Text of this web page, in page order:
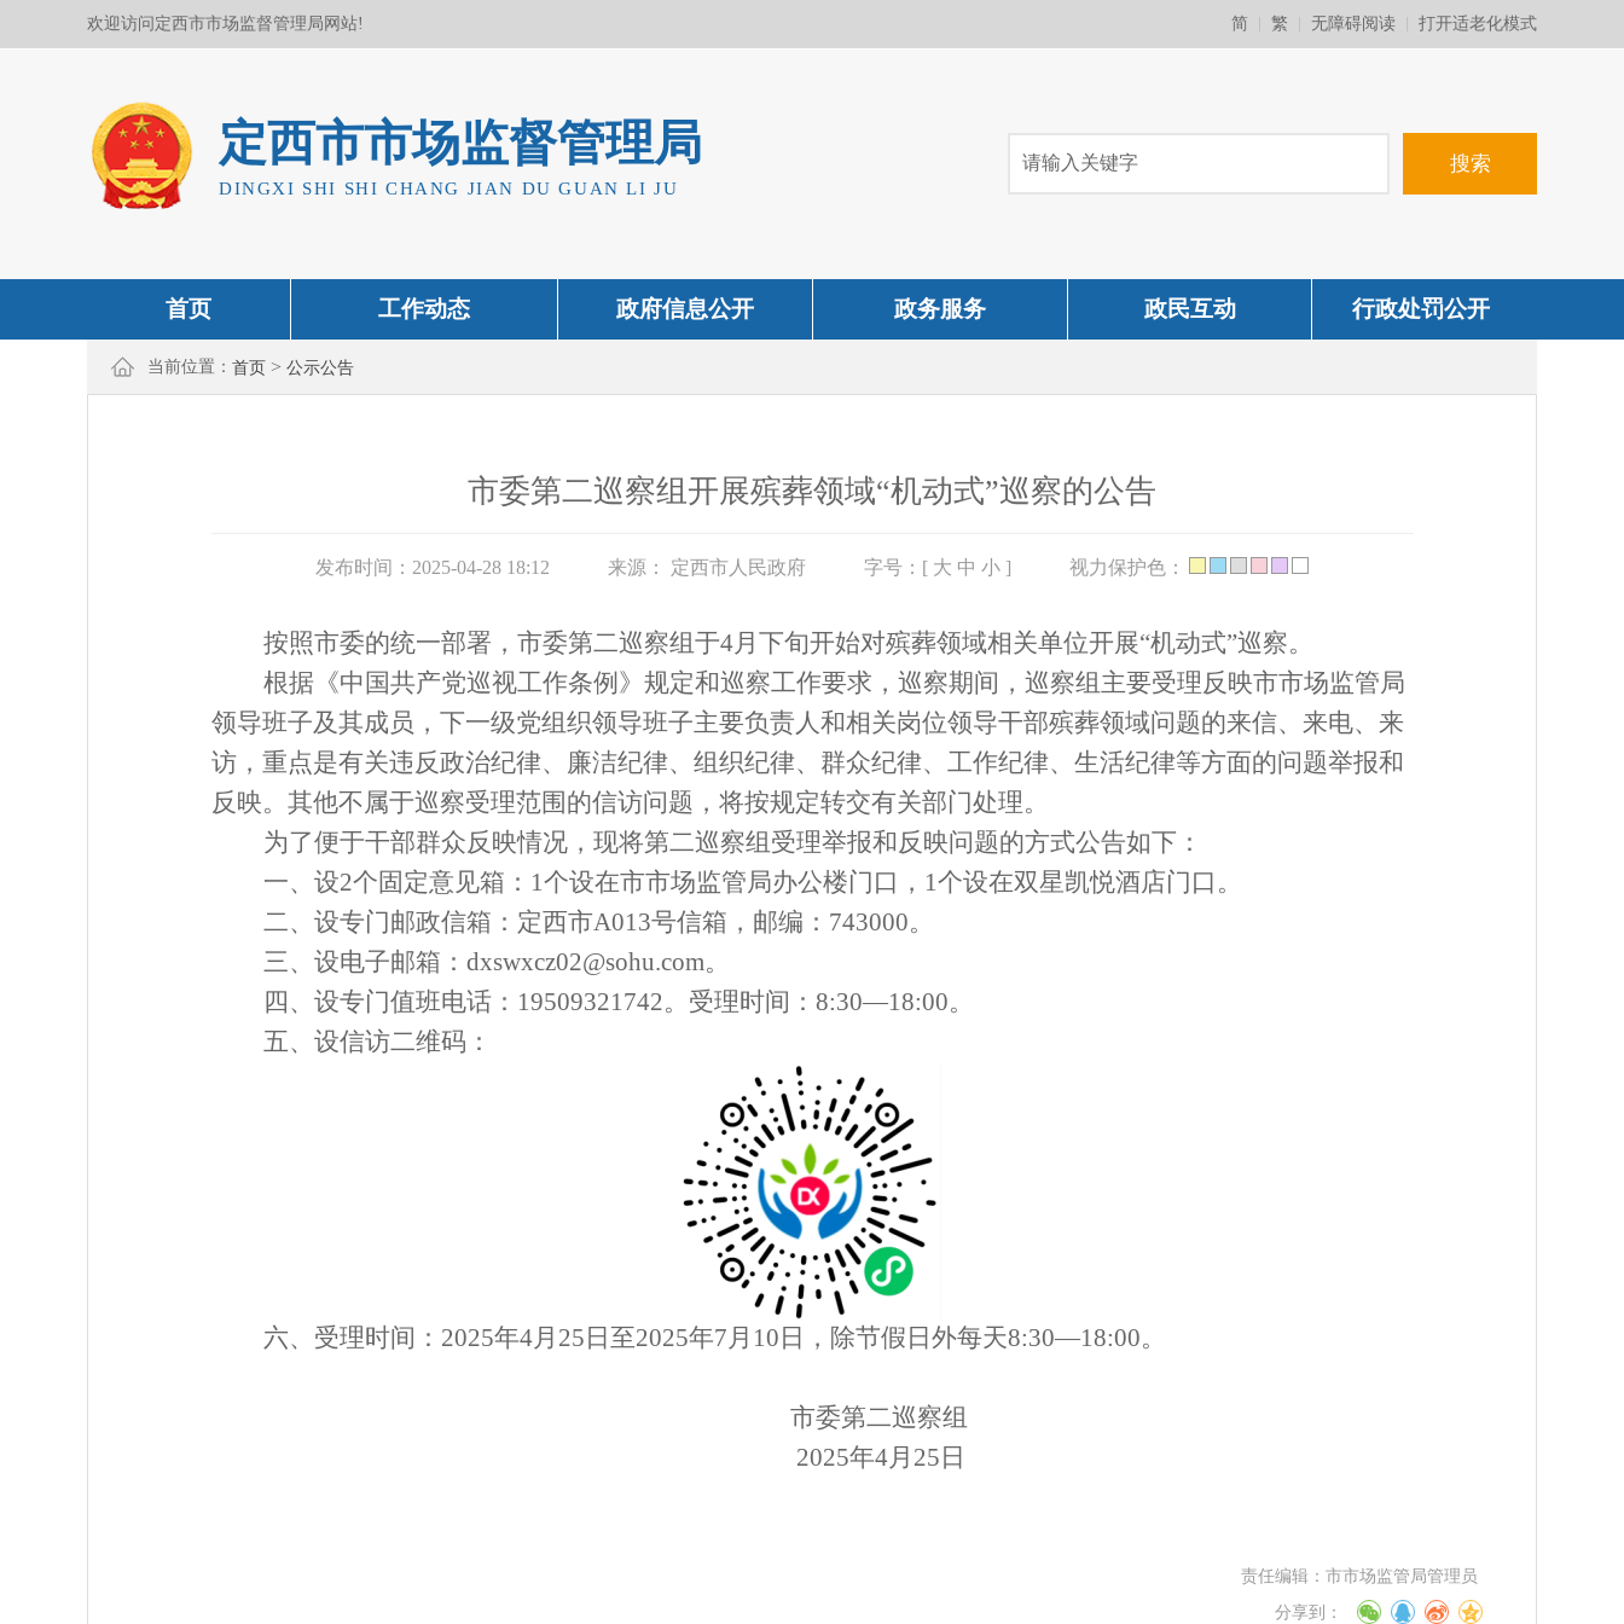
欢迎访问定西市市场监督管理局网站! 简 繁 无障碍阅读 打开适老化模式
定西市市场监督管理局
DINGXI SHI SHI CHANG JIAN DU GUAN LI JU
首页 工作动态 政府信息公开 政务服务 政民互动 行政处罚公开
当前位置： 首页 > 公示公告
市委第二巡察组开展殡葬领域“机动式”巡察的公告
发布时间：2025-04-28 18:12 来源： 定西市人民政府 字号：[ 大 中 小 ] 视力保护色：
按照市委的统一部署，市委第二巡察组于4月下旬开始对殡葬领域相关单位开展“机动式”巡察。
根据《中国共产党巡视工作条例》规定和巡察工作要求 ， 巡察期间，巡察组主要受理反映市市场监管局
领导班子及其成员，下一级党组织领导班子主要负责人和相关岗位领导干部殡葬领域问题的来信、来电、来
访，重点是有关违反政治纪律、廉洁纪律、组织纪律、群众纪律、工作纪律、生活纪律等方面的问题举报和
反映。其他不属于巡察受理范围的信访问题，将按规定转交有关部门处理。
为了便于干部群众反映情况，现将第二巡察组受理举报和反映问题的方式公告如下：
一、 设2个固定意见箱： 1个设在市市场监管局办公楼门口，1个设在双星凯悦酒店门口。
二、设专门邮政信箱 ：定西市A013号信箱，邮编： 743000。
三、设电子邮箱： dxswxcz02@sohu.com。
四、设专门值班电话： 19509321742。受理时间：8:30—18:00。
五、设信访二维码：
六、受理时间： 2025年4月 25 日至2025年7月 10 日， 除节假日外每天8:30—18:00。
市委第二巡察组
2025年4月25日
责任编辑： 市市场监管局管理员
分享到：